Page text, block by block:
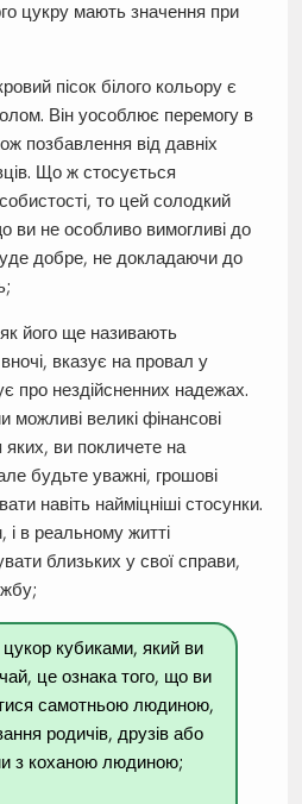
цукру мають значення при
пісок білого кольору є
Він уособлює перемогу в
позбавлення від давніх
Що ж стосується
то цей солодкий
ви не особливо вимогливі до
добре, не докладаючи до
його ще називають
вказує на провал у
про нездійсненних надежах.
можливі великі фінансові
яких, ви покличете на
будьте уважні, грошові
навіть найміцніші стосунки.
і в реальному житті
близьких у свої справи,
кубиками, який ви
це ознака того, що ви
самотньою людиною,
родичів, друзів або
з коханою людиною;